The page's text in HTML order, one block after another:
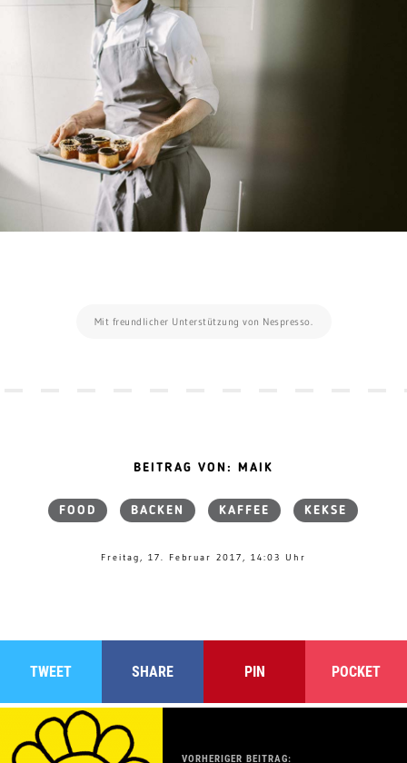
Mit freundlicher Unterstützung von Nespresso.
BEITRAG VON: MAIK
FOOD BACKEN KAFFEE KEKSE
Freitag, 17. Februar 2017, 14:03 Uhr
TWEET SHARE PIN POCKET
VORHERIGER BEITRAG: